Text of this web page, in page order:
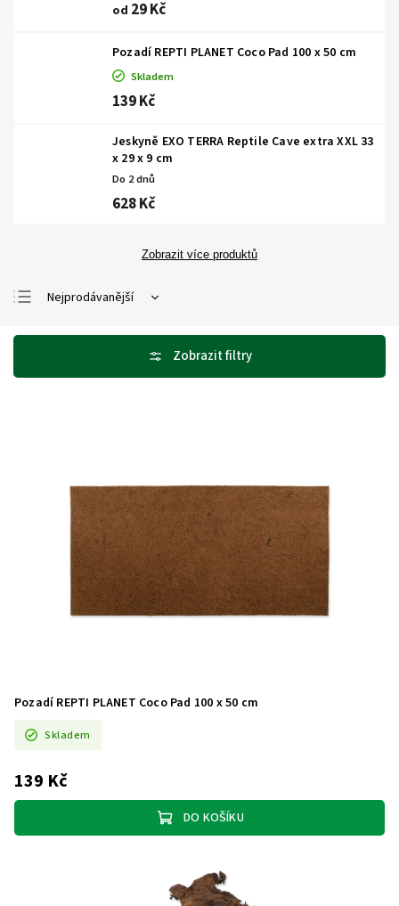
od 29 Kč
Pozadí REPTI PLANET Coco Pad 100 x 50 cm
Skladem
139 Kč
Jeskyně EXO TERRA Reptile Cave extra XXL 33
x 29 x 9 cm
Do 2 dnů
628 Kč
Zobrazit více produktů
Nejprodávanější
Abecedně
Pozadí REPTI PLANET Coco Pad 100 x 50 cm
Skladem
139 Kč
DO KOŠÍKU